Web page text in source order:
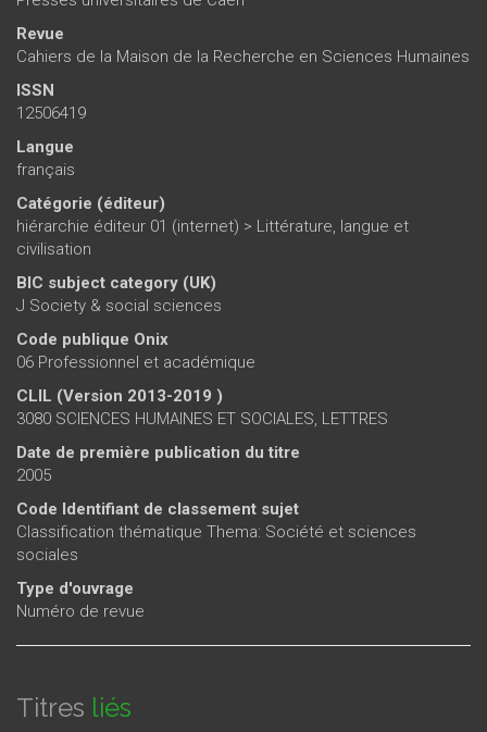
Revue
Cahiers de la Maison de la Recherche en Sciences Humaines
ISSN
12506419
Langue
français
Catégorie (éditeur)
hiérarchie éditeur 01 (internet) > Littérature, langue et
civilisation
BIC subject category (UK)
J Society & social sciences
Code publique Onix
06 Professionnel et académique
CLIL (Version 2013-2019 )
3080 SCIENCES HUMAINES ET SOCIALES, LETTRES
Date de première publication du titre
2005
Code Identifiant de classement sujet
Classification thématique Thema: Société et sciences
sociales
Type d'ouvrage
Numéro de revue
Titres liés